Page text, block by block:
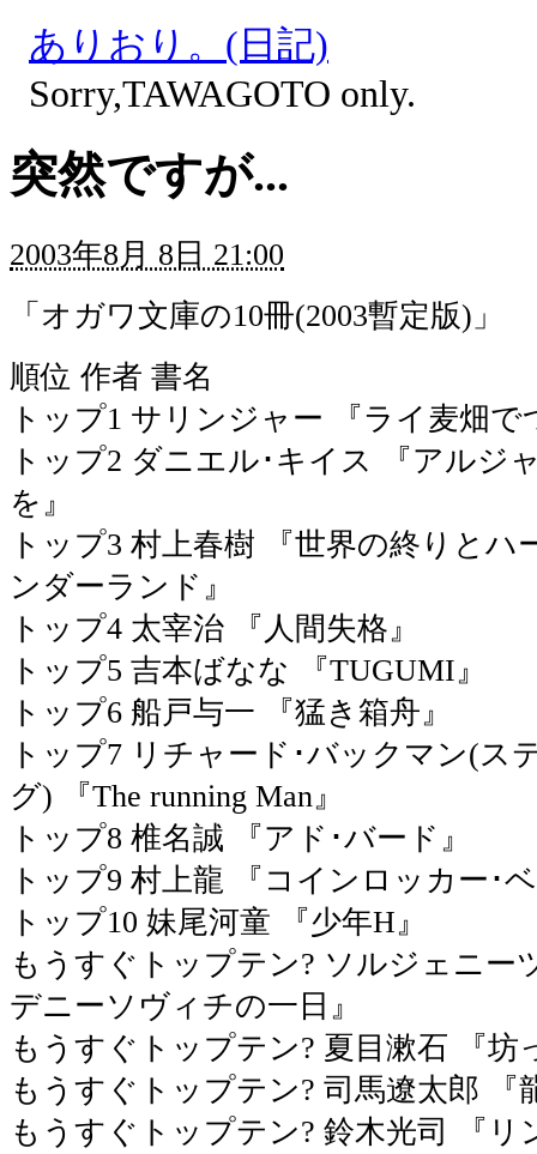
ありおり。(日記)
Sorry,TAWAGOTO only.
突然ですが...
2003年8月 8日 21:00
「オガワ文庫の10冊(2003暫定版)」
順位 作者 書名
トップ1 サリンジャー 『ライ麦畑
トップ2 ダニエル･キイス 『アルジ
を』
トップ3 村上春樹 『世界の終りとハ
ンダーランド』
トップ4 太宰治 『人間失格』
トップ5 吉本ばなな 『TUGUMI』
トップ6 船戸与一 『猛き箱舟』
トップ7 リチャード･バックマン(ス
グ) 『The running Man』
トップ8 椎名誠 『アド･バード』
トップ9 村上龍 『コインロッカー･
トップ10 妹尾河童 『少年H』
もうすぐトップテン? ソルジェニー
デニーソヴィチの一日』
もうすぐトップテン? 夏目漱石 『坊
もうすぐトップテン? 司馬遼太郎 『
もうすぐトップテン? 鈴木光司 『リ